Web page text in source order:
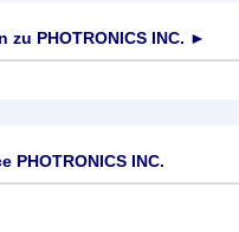
zu PHOTRONICS INC. ►
PHOTRONICS INC.